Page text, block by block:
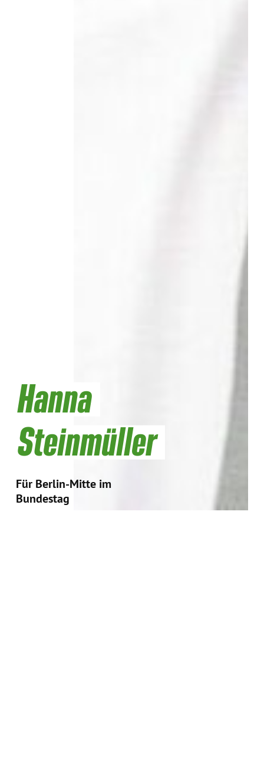
Hanna
Steinmüller
Für Berlin-Mitte im
Bundestag